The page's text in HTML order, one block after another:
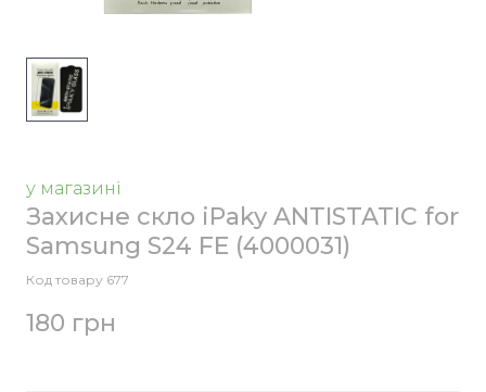
у магазині
Захисне скло iPaky ANTISTATIC for
Samsung S24 FE (4000031)
Код товару 677
180 грн